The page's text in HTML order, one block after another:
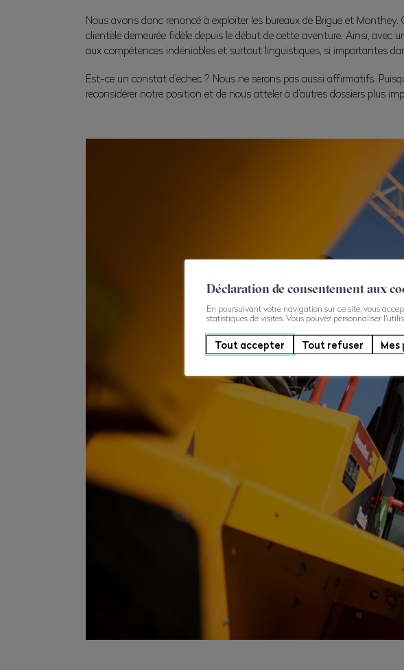
Nous avons donc renoncé à exploiter les bureaux de Brigue et
clientèle demeurée fidèle depuis le début de cette aventure. Ainsi, avec
aux compétences indéniables et surtout linguistiques, si importantes
Est-ce un constat d’échec ? Nous ne serons pas aussi affirmatifs.
reconsidérer notre position et de nous atteler à d’autres dossiers plus
Déclaration de consentement aux
En poursuivant votre navigation sur ce site, vous
statistiques de visites. Vous pouvez personnaliser
Tout accepter Tout refuser